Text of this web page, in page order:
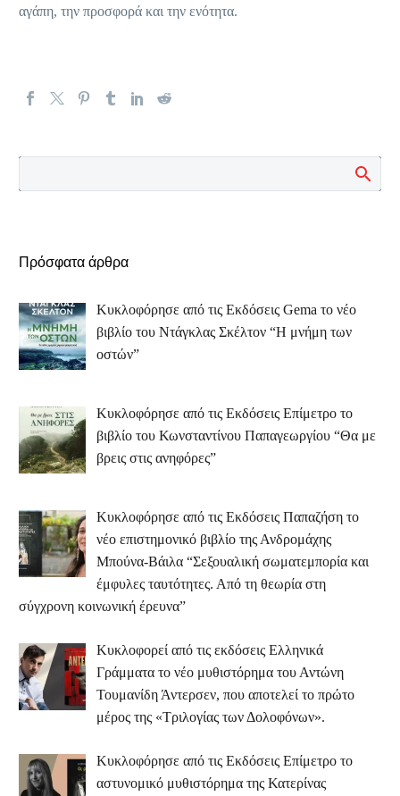
αγάπη, την προσφορά και την ενότητα.
Πρόσφατα άρθρα
Κυκλοφόρησε από τις Εκδόσεις Gema το νέο
βιβλίο του Ντάγκλας Σκέλτον “Η μνήμη των
οστών”
Κυκλοφόρησε από τις Εκδόσεις Επίμετρο το
βιβλίο του Κωνσταντίνου Παπαγεωργίου “Θα με
βρεις στις ανηφόρες”
Κυκλοφόρησε από τις Εκδόσεις Παπαζήση το
νέο επιστημονικό βιβλίο της Ανδρομάχης
Μπούνα-Βάιλα “Σεξουαλική σωματεμπορία και
έμφυλες ταυτότητες. Από τη θεωρία στη
σύγχρονη κοινωνική έρευνα”
Κυκλοφορεί από τις εκδόσεις Ελληνικά
Γράμματα το νέο μυθιστόρημα του Αντώνη
Τουμανίδη Άντερσεν, που αποτελεί το πρώτο
μέρος της «Τριλογίας των Δολοφόνων».
Κυκλοφόρησε από τις Εκδόσεις Επίμετρο το
αστυνομικό μυθιστόρημα της Κατερίνας